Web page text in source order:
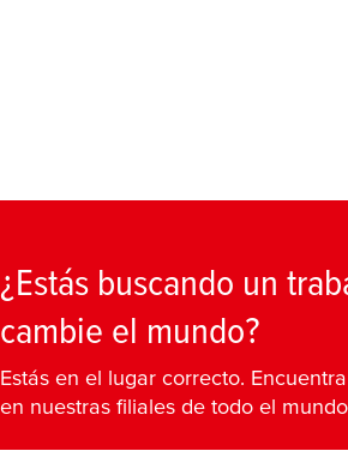
¿Estás buscando un
cambie el mundo?
Estás en el lugar correcto.
en nuestras filiales de todo el